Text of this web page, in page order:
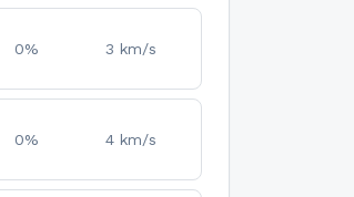
0% 3 km/s
0% 4 km/s